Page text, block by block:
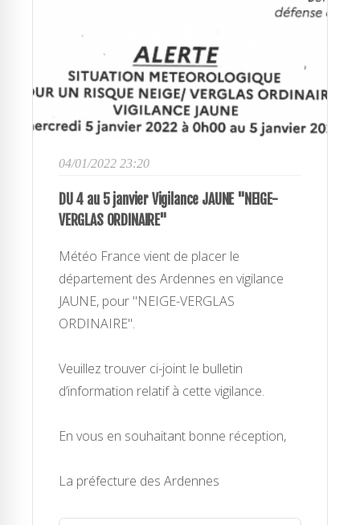
04/01/2022 23:20
DU 4 au 5 janvier Vigilance JAUNE "NEIGE-
VERGLAS ORDINAIRE"
Météo France vient de placer le
département des Ardennes en vigilance
JAUNE, pour "NEIGE-VERGLAS
ORDINAIRE".
Veuillez trouver ci-joint le bulletin
d’information relatif à cette vigilance.
En vous en souhaitant bonne réception,
La préfecture des Ardennes